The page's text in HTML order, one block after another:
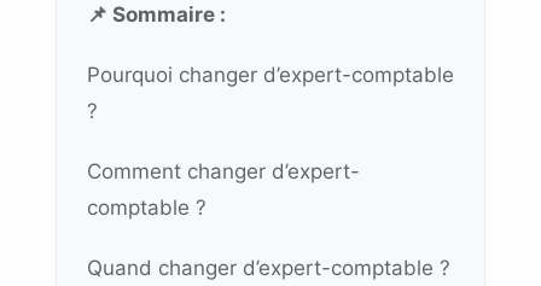
📌 Sommaire :
Pourquoi changer d’expert-comptable
?
Comment changer d’expert-
comptable ?
Quand changer d’expert-comptable ?